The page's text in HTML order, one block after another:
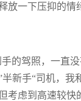
放一下压抑的情
的驾照，一直
新手“司机，我
考虑到高速较